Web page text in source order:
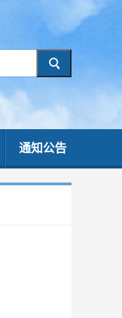
通知公告